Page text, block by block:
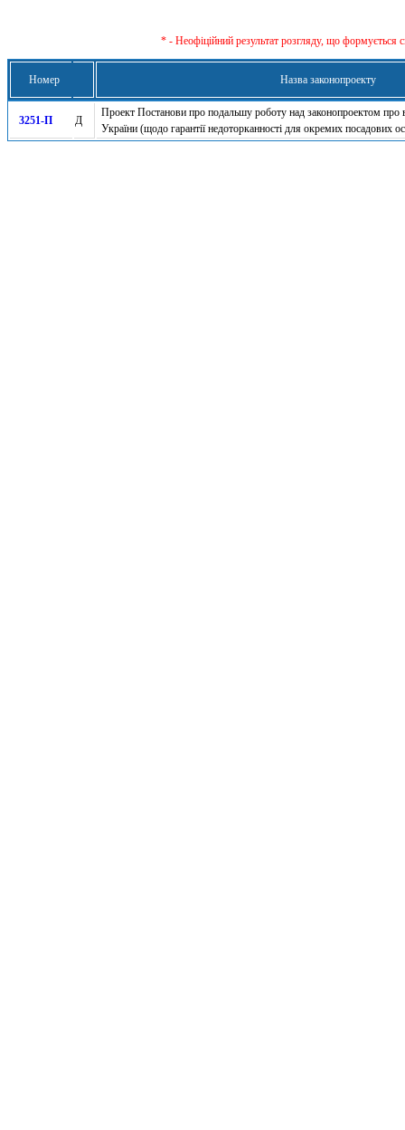
* - Неофіційний результат розгляду, що формується
Номер Назва законопроекту
3251-П Д
Проект Постанови про подальшу роботу над законопроектом про
України (щодо гарантії недоторканності для окремих посадових